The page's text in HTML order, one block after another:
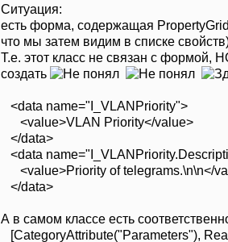
Ситуация:
есть форма, содержащая
что мы затем видим в списке
Т.е. этот класс не связан с формой,
создать
<data name="I_VLANPriority">
<value>VLAN Priority</value>
</data>
<data
<value>Priority of telegrams.\n\n</
</data>
А в самом классе есть
[CategoryAttribute("Parameters"),